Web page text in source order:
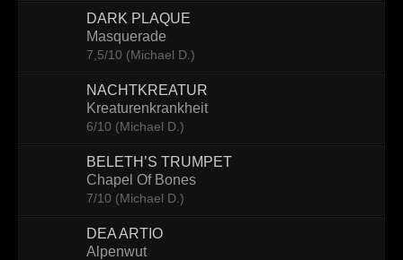
DARK PLAQUE
Masquerade
7,5/10 (Michael D.)
NACHTKREATUR
Kreaturenkrankheit
6/10 (Michael D.)
BELETH’S TRUMPET
Chapel Of Bones
7/10 (Michael D.)
DEA ARTIO
Alpenwut